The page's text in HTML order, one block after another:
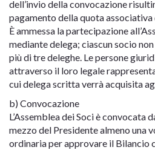
dell’invio della convocazione
pagamento della quota associativa
È ammessa la partecipazione
mediante delega; ciascun socio
più di tre deleghe. Le persone
attraverso il loro legale
cui delega scritta verrà acquisita
b) Convocazione
L’Assemblea dei Soci è convocata
mezzo del Presidente almeno una
ordinaria per approvare il Bilancio